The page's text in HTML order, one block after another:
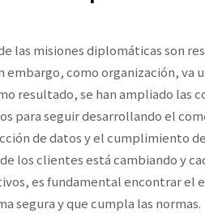
las misiones diplomáticas son
como organización, va
resultado, se han ampliado las
para seguir desarrollando el
de datos y el cumplimiento
los clientes está cambiando y
es fundamental encontrar el
segura y que cumpla las normas.